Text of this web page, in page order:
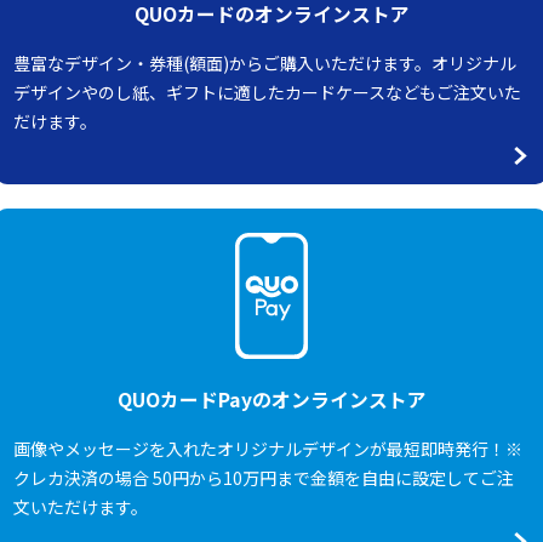
QUOカードのオンラインストア
豊富なデザイン・券種(額面)からご購入いただけます。オリジナル
デザインやのし紙、ギフトに適したカードケースなどもご注文いた
だけます。
QUOカードPayのオンラインストア
画像やメッセージを入れたオリジナルデザインが最短即時発行！※
クレカ決済の場合 50円から10万円まで金額を自由に設定してご注
文いただけます。